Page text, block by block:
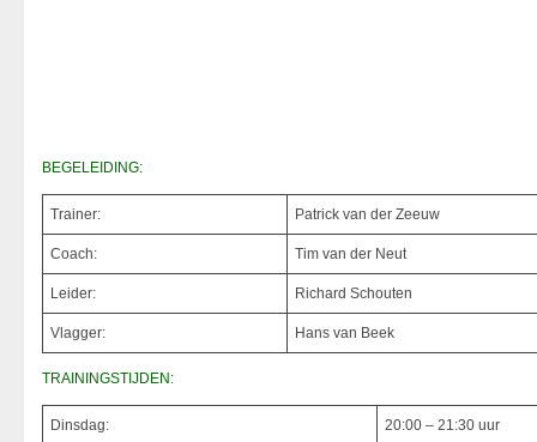
BEGELEIDING:
Trainer: Patrick van der Zeeuw
Coach: Tim van der Neut
Leider: Richard Schouten
Vlagger: Hans van Beek
TRAININGSTIJDEN:
Dinsdag: 20:00 – 21:30 uur